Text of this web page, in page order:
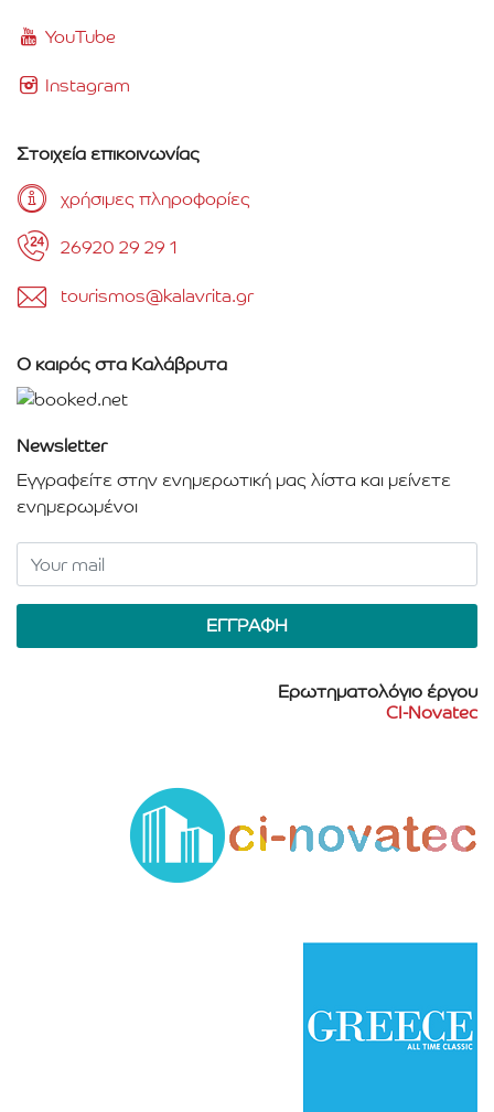
YouTube
Instagram
Στοιχεία επικοινωνίας
χρήσιμες πληροφορίες
26920 29 29 1
tourismos@kalavrita.gr
Ο καιρός στα Καλάβρυτα
Newsletter
Εγγραφείτε στην ενημερωτική μας λίστα και μείνετε
ενημερωμένοι
Ερωτηματολόγιο έργου
CI-Novatec